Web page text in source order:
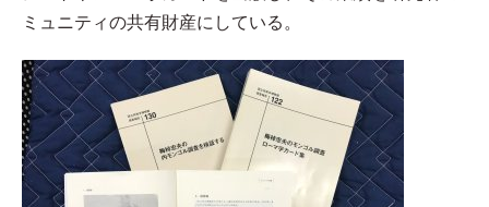
ミュニティの共有財産にしている。